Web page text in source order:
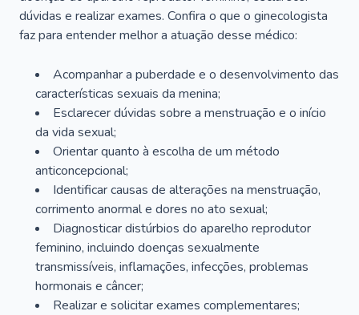
dúvidas e realizar exames. Confira o que o ginecologista
faz para entender melhor a atuação desse médico:
Acompanhar a puberdade e o desenvolvimento das
características sexuais da menina;
Esclarecer dúvidas sobre a menstruação e o início
da vida sexual;
Orientar quanto à escolha de um método
anticoncepcional;
Identificar causas de alterações na menstruação,
corrimento anormal e dores no ato sexual;
Diagnosticar distúrbios do aparelho reprodutor
feminino, incluindo doenças sexualmente
transmissíveis, inflamações, infecções, problemas
hormonais e câncer;
Realizar e solicitar exames complementares;